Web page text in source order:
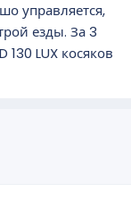
управляется,
езды. За 3
130 LUX косяков